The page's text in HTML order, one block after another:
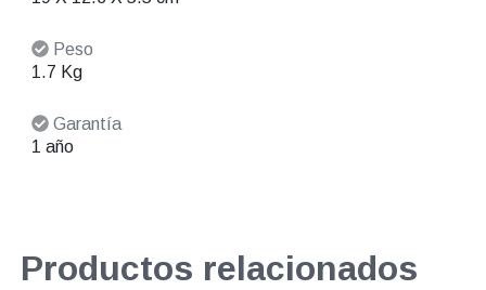
Peso
1.7 Kg
Garantía
1 año
Productos relacionados